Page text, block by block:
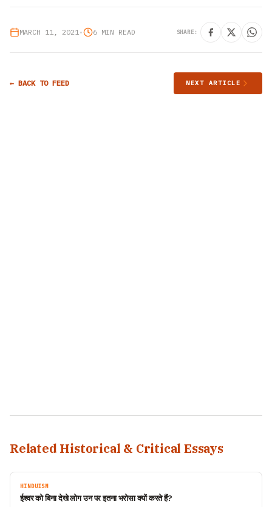
MARCH 11, 2021• 6 MIN READ SHARE:
← BACK TO FEED NEXT ARTICLE
Related Historical & Critical Essays
HINDUISM
ईश्वर को बिना देखे लोग उन पर इतना भरोसा क्यों करते हैं?